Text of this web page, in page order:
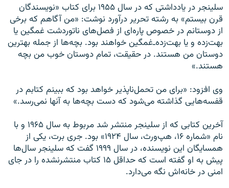
سلينجر در يادداشتى كه در سال ۱۹۵۵ براى كتاب «نويسندگان
قرن بيستم» به رشته تحرير درآورد نوشت: «من آگاهم كه برخى
از دوستانم در خصوص پاره‌اى از فصل‌هاى ناتوردشت غمگين يا
بهت‌زده و يا بهت‌زده‌ـ‌غمگين خواهند بود. بچه‌ها از جمله بهترین
دوستان من هستند. در حقيقت، تمام دوستان خوب من بچه
هستند.»
وى افزود: «براى من تحمل‌ناپذير خواهد بود كه ببينم كتابم در
قفسه‌هايى گذاشته مى‌شود كه دست بچه‌ها به آنها نمى‌رسد.»
آخرين كتابى كه از سلينجر منتشر شد مربوط به سال ۱۹۶۵ و با
نام «شماره ۱۶، هپ‌ورث، سال ۱۹۲۴» بود. جرى برت، يكى از
همسايگان اين نويسنده، در سال ۱۹۹۹ گفت که سلينجر سال‌ها
پيش به او گفته است كه حداقل ۱۵ كتاب منتشرنشده را در جاى
امنى در خانه‌اش نگه می‌دارد.